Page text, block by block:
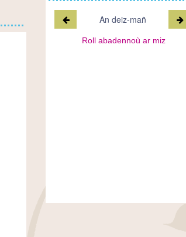
Miz a-raokAn deiz-mañ
Roll abadennoù ar miz